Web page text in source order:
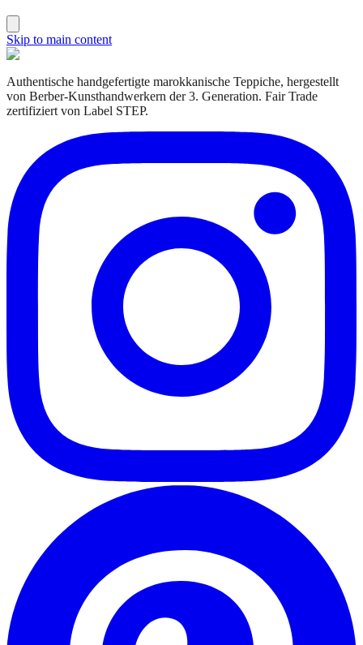
Skip to main content
Authentische handgefertigte marokkanische Teppiche, hergestellt
von Berber-Kunsthandwerkern der 3. Generation. Fair Trade
zertifiziert von Label STEP.